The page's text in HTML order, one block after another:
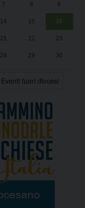
7 8 9
14 15 16
21 22 23
28 29 30
Eventi fuori diocesi